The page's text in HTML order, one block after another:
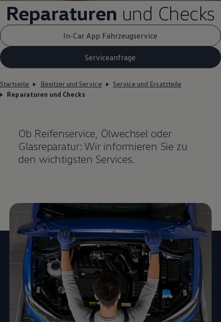
Reparaturen und Checks
In-Car App Fahrzeugservice
Serviceanfrage
Startseite Besitzer und Service
Service und Ersatzteile
Reparaturen und Checks
Ob Reifenservice, Ölwechsel oder
Glasreparatur: Wir informieren Sie zu
den wichtigsten Services.